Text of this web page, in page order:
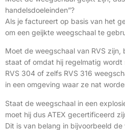
handelsdoeleinden”?
Als je factureert op basis van het
om een geijkte weegschaal te
Moet de weegschaal van RVS
staat of omdat hij regelmatig wordt
RVS 304 of zelfs RVS 316
in een omgeving waar ze nat
Staat de weegschaal in een
moet hij dus ATEX gecertificeerd
Dit is van belang in bijvoorbeeld